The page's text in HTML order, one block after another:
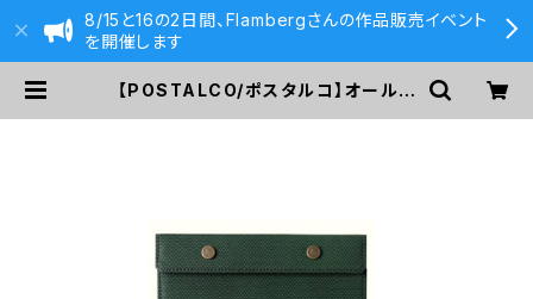
8/15と16の2日間、Flambergさんの作品販売イベント
を開催します
【POSTALCO/ポスタルコ】オールレ